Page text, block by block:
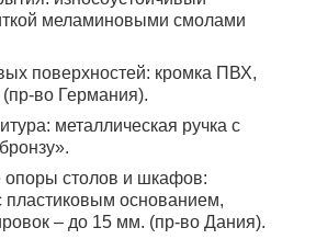
меламиновыми смолами
поверхностей: кромка ПВХ,
во Германия).
металлическая ручка с
опоры столов и шкафов:
пластиковым основанием,
– до 15 мм. (пр-во Дания).